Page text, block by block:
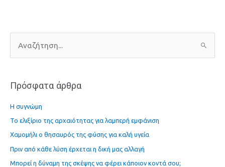
ν
ζ
τ
η
σ
η
γ
Πρόσφατα άρθρα
Η συγνώμη
Το ελιξίριο της αρχαιότητας για λαμπερή εμφάνιση
Χαμομήλι ο θησαυρός της φύσης για καλή υγεία
Πριν από κάθε λύση έρχεται η δική μας αλλαγή
Μπορεί η δύναμη της σκέψης να φέρει κάποιον κοντά σου;